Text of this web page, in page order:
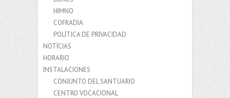
HIMNO
COFRADIA
POLÍTICA DE PRIVACIDAD
NOTÍCIAS
HORARIO
INSTALACIONES
CONJUNTO DEL SANTUARIO
CENTRO VOCACIONAL